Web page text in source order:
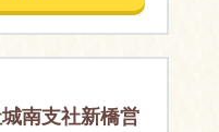
南支社新橋営